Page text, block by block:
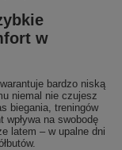
w
bardzo niską
niemal nie czujesz
biegania, treningów
na swobodę
latem – w upalne dni